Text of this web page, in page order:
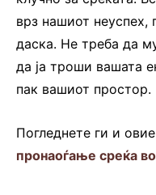
врз нашиот неуспех,
даска. Не треба да
да ја троши вашата
пак вашиот простор.
Погледнете ги и овие
пронаоѓање среќа